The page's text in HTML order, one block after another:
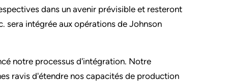
dans un avenir prévisible et resteront
sera intégrée aux opérations de Johnson
notre processus d'intégration. Notre
ravis d'étendre nos capacités de production